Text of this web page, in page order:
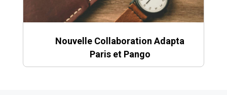
Nouvelle Collaboration Adapta
Paris et Pango